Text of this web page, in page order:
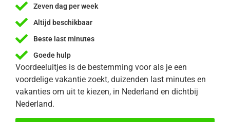
Zeven dag per week
Altijd beschikbaar
Beste last minutes
Goede hulp
Voordeeluitjes is de bestemming voor als je een
voordelige vakantie zoekt, duizenden last minutes en
vakanties om uit te kiezen, in Nederland en dichtbij
Nederland.